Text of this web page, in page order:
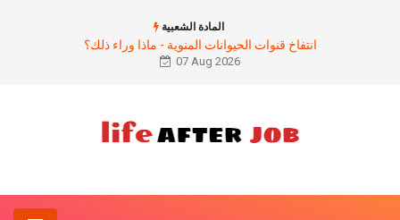
المادة الشعبية
انتفاخ قنوات الحيوانات المنوية - ماذا وراء ذلك؟
07 Aug 2026